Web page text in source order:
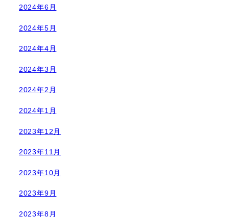
2024年6月
2024年5月
2024年4月
2024年3月
2024年2月
2024年1月
2023年12月
2023年11月
2023年10月
2023年9月
2023年8月